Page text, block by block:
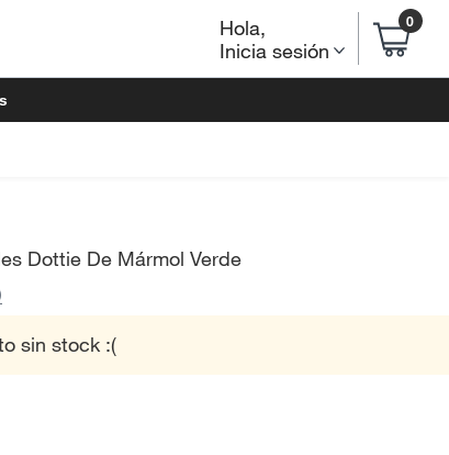
Hola,
Inicia sesión
0
Dottie De Mármol Verde
sin stock :(